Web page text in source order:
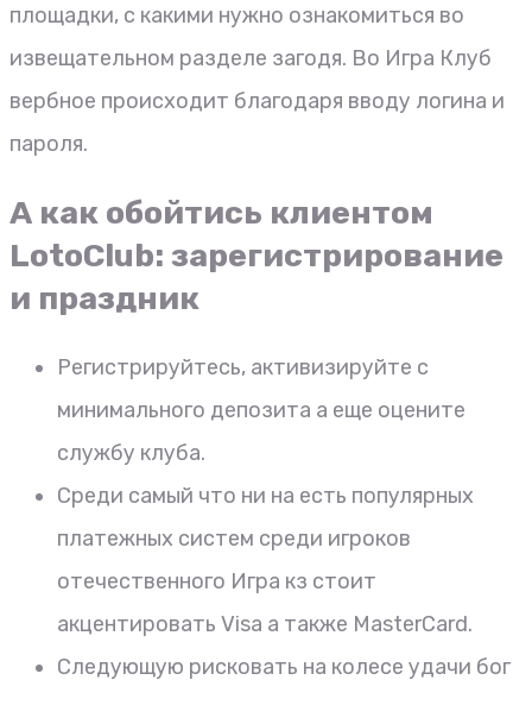
площадки, с какими нужно ознакомиться во
извещательном разделе загодя. Во Игра Клуб
вербное происходит благодаря вводу логина и
пароля.
А как обойтись клиентом
LotoClub: зарегистрирование
и праздник
Регистрируйтесь, активизируйте с
минимального депозита а еще оцените
службу клуба.
Среди самый что ни на есть популярных
платежных систем среди игроков
отечественного Игра кз стоит
акцентировать Visa а также MasterCard.
Следующую рисковать на колесе удачи бог